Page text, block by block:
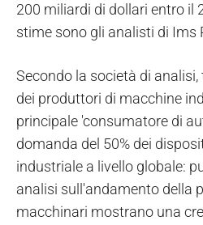
200 miliardi di dollari entro il
stime sono gli analisti di Ims
Secondo la società di
dei produttori di macchine
principale 'consumatore di
domanda del 50% dei
industriale a livello globale:
analisi sull'andamento della
macchinari mostrano una